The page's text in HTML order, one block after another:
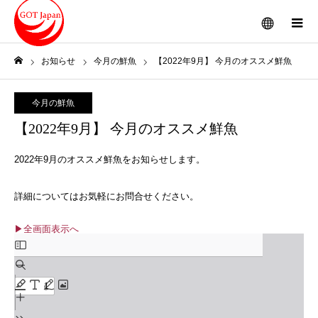
メニュー
お知らせ 今月の鮮魚 【2022年9月】 今月のオススメ鮮魚
今月の鮮魚
【2022年9月】 今月のオススメ鮮魚
2022年9月のオススメ鮮魚をお知らせします。
詳細についてはお気軽にお問合せください。
▶全画面表示へ
to
PDF
content